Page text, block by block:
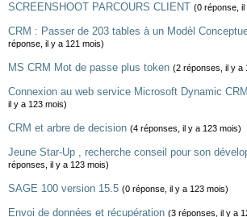
SCREENSHOOT PARCOURS CLIENT (0 réponse, il
CRM : Passer de 203 tables à un Modèl
réponse, il y a 121 mois)
MS CRM Mot de passe plus token (2 réponses, il y a
Connexion au web service Microsoft Dynamic
il y a 123 mois)
CRM et arbre de decision (4 réponses, il y a 123 mois)
Jeune Star-Up , recherche conseil pour son
réponses, il y a 123 mois)
SAGE 100 version 15.5 (0 réponse, il y a 123 mois)
Envoi de données et récupération (3 réponses, il y a